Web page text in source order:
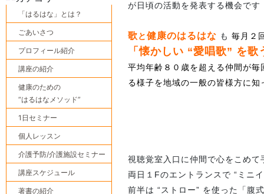
が日頃の活動を発表する機会です
歌と健康のはるはな も 毎月２
「懐かしい “愛唱歌” を歌
平均年齢８０歳を超える仲間が
る様子を地域の一般の皆様方に
視聴覚室入口に仲間で心をこめ
両日１Fのエントランスで “ミニ
前半は “ストロー” を使った「腹
「はるはな」とは？
ごあいさつ
プロフィール紹介
講座の紹介
健康のための
“はるはなメソッド”
1日セミナー
個人レッスン
介護予防/介護施設セミナー
講座スケジュール
著書の紹介